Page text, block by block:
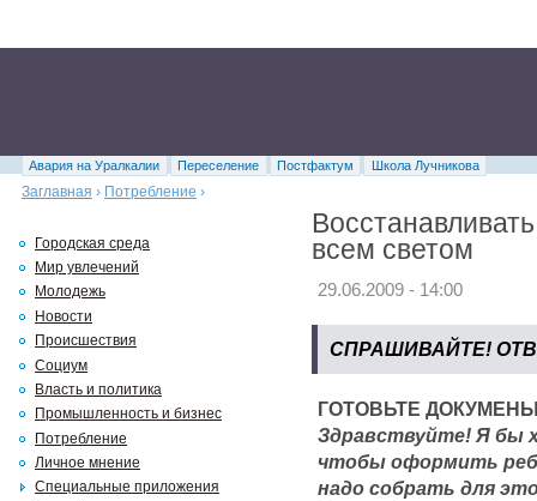
Авария на Уралкалии Переселение Постфактум
Школа Лучникова
Заглавная › Потребление ›
всем светом
29.06.2009 - 14:00
СПРАШИВАЙТЕ!
ГОТОВЬТЕ
Здравствуйте! Я бы
чтобы оформить
надо собрать для
Городская среда
Мир увлечений
Молодежь
Новости
Происшествия
Социум
Власть и политика
Промышленность и бизнес
Потребление
Личное мнение
Специальные приложения